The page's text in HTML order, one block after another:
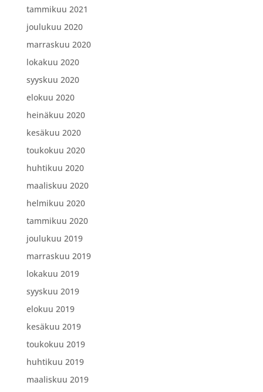
tammikuu 2021
joulukuu 2020
marraskuu 2020
lokakuu 2020
syyskuu 2020
elokuu 2020
heinäkuu 2020
kesäkuu 2020
toukokuu 2020
huhtikuu 2020
maaliskuu 2020
helmikuu 2020
tammikuu 2020
joulukuu 2019
marraskuu 2019
lokakuu 2019
syyskuu 2019
elokuu 2019
kesäkuu 2019
toukokuu 2019
huhtikuu 2019
maaliskuu 2019